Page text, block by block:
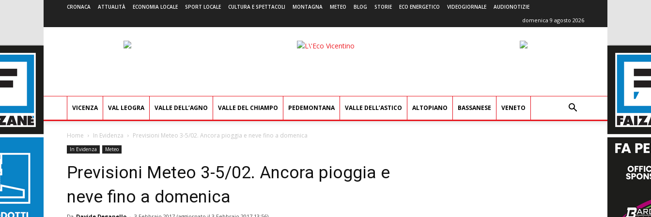
CRONACA ATTUALITÀ ECONOMIA LOCALE SPORT LOCALE CULTURA E SPETTACOLI MONTAGNA METEO BLOG STORIE ECO ENERGETICO VIDEOGIORNALE AUDIONOTIZIE
domenica 9 agosto 2026
L'Eco
VICENZA VAL LEOGRA VALLE DELL’AGNO VALLE DEL CHIAMPO PEDEMONTANA VALLE DELL’ASTICO ALTOPIANO BASSANESE VENETO
Home In Evidenza Previsioni Meteo 3-5/02. Ancora pioggia e neve fino a domenica
In Evidenza Meteo
Previsioni Meteo 3-5/02. Ancora pioggia e
neve fino a domenica